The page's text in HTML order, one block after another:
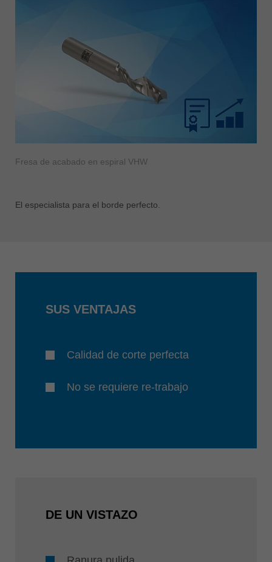
Fresa de acabado en espiral VHW
El especialista para el borde perfecto.
SUS VENTAJAS
Calidad de corte perfecta
No se requiere re-trabajo
DE UN VISTAZO